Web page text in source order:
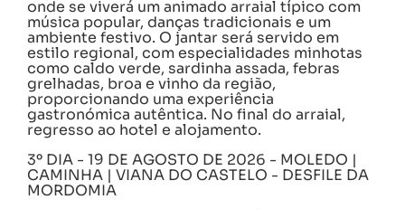
onde se viverá um animado arraial típico com
música popular, danças tradicionais e um
ambiente festivo. O jantar será servido em
estilo regional, com especialidades minhotas
como caldo verde, sardinha assada, febras
grelhadas, broa e vinho da região,
proporcionando uma experiência
gastronómica autêntica. No final do arraial,
regresso ao hotel e alojamento.
3º DIA - 19 DE AGOSTO DE 2026 - MOLEDO |
CAMINHA | VIANA DO CASTELO - DESFILE DA
MORDOMIA